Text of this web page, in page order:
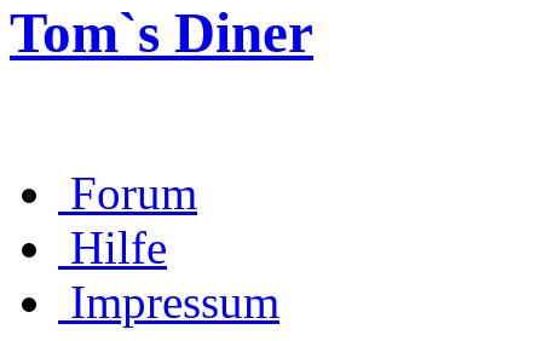
Tom`s Diner
Forum
Hilfe
Impressum